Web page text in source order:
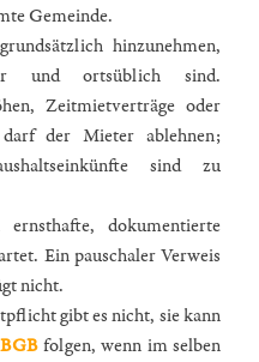
Gemeinde.
hinzunehmen,
und ortsüblich sind.
Zeitmietverträge oder
der Mieter ablehnen;
sind zu
dokumentierte
Ein pauschaler Verweis
nicht.
gibt es nicht, sie kann
folgen, wenn im selben